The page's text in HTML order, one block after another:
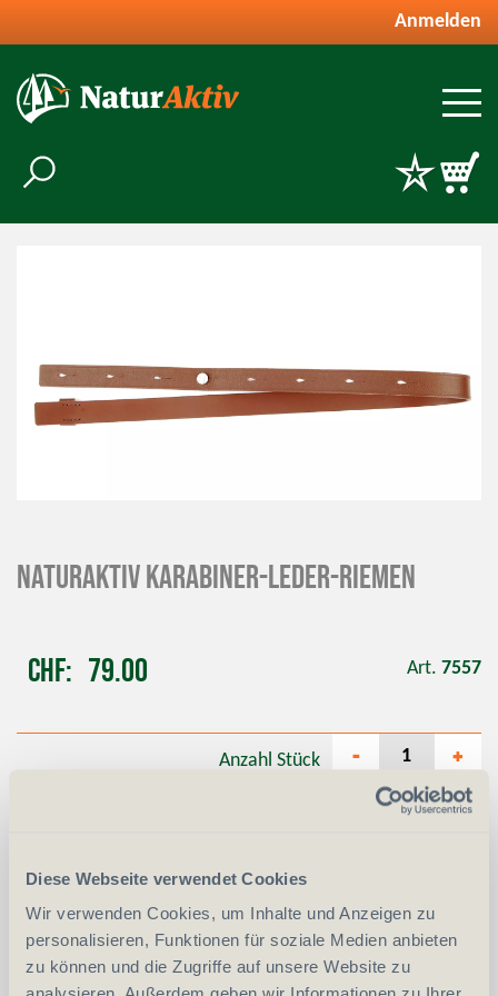
Diese Webseite verwendet Cookies
Wir verwenden Cookies, um Inhalte und Anzeigen zu
personalisieren, Funktionen für soziale Medien anbieten
zu können und die Zugriffe auf unsere Website zu
Anmelden
NATURaktiv Karabiner-Leder-Riemen
CHF 79.00 Art. 7557
Anzahl Stück - +